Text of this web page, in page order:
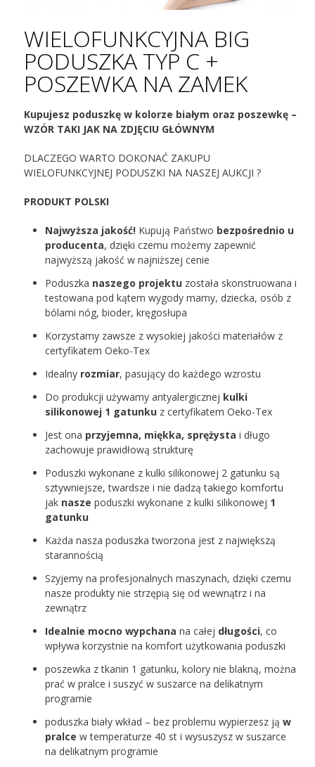
WIELOFUNKCYJNA BIG
PODUSZKA TYP C +
POSZEWKA NA ZAMEK
Kupujesz poduszkę w kolorze białym oraz poszewkę –
WZÓR TAKI JAK NA ZDJĘCIU GŁÓWNYM
DLACZEGO WARTO DOKONAĆ ZAKUPU
WIELOFUNKCYJNEJ PODUSZKI NA NASZEJ AUKCJI ?
PRODUKT POLSKI
Najwyższa jakość! Kupują Państwo bezpośrednio u
producenta, dzięki czemu możemy zapewnić
najwyższą jakość w najniższej cenie
Poduszka naszego projektu została skonstruowana i
testowana pod kątem wygody mamy, dziecka, osób z
bólami nóg, bioder, kręgosłupa
Korzystamy zawsze z wysokiej jakości materiałów z
certyfikatem Oeko-Tex
Idealny rozmiar, pasujący do każdego wzrostu
Do produkcji używamy antyalergicznej kulki
silikonowej 1 gatunku z certyfikatem Oeko-Tex
Jest ona przyjemna, miękka, sprężysta i długo
zachowuje prawidłową strukturę
Poduszki wykonane z kulki silikonowej 2 gatunku są
sztywniejsze, twardsze i nie dadzą takiego komfortu
jak nasze poduszki wykonane z kulki silikonowej 1
gatunku
Każda nasza poduszka tworzona jest z największą
starannością
Szyjemy na profesjonalnych maszynach, dzięki czemu
nasze produkty nie strzępią się od wewnątrz i na
zewnątrz
Idealnie mocno wypchana na całej długości, co
wpływa korzystnie na komfort użytkowania poduszki
poszewka z tkanin 1 gatunku, kolory nie blakną, można
prać w pralce i suszyć w suszarce na delikatnym
programie
poduszka biały wkład – bez problemu wypierzesz ją w
pralce w temperaturze 40 st i wysuszysz w suszarce
na delikatnym programie